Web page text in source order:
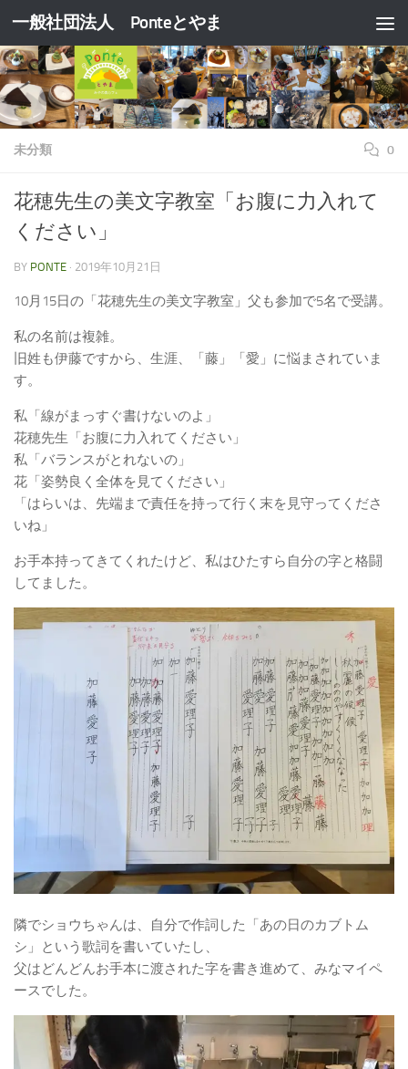
コンテンツへスキップ
一般社団法人 Ponteとやま
未分類 0
花穂先生の美文字教室「お腹に力入れて
ください」
BY PONTE · 2019年10月21日
10月15日の「花穂先生の美文字教室」父も参加で5名で受講。
私の名前は複雑。
旧姓も伊藤ですから、生涯、「藤」「愛」に悩まされていま
す。
私「線がまっすぐ書けないのよ」
花穂先生「お腹に力入れてください」
私「バランスがとれないの」
花「姿勢良く全体を見てください」
「はらいは、先端まで責任を持って行く末を見守ってくださ
いね」
お手本持ってきてくれたけど、私はひたすら自分の字と格闘
してました。
隣でショウちゃんは、自分で作詞した「あの日のカブトム
シ」という歌詞を書いていたし、
父はどんどんお手本に渡された字を書き進めて、みなマイペ
ースでした。